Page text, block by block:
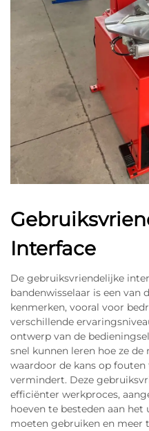
Interface
De gebruiksvriendelijke
bandenwisselaar is een van
kenmerken, vooral voor
verschillende
ontwerp van de
snel kunnen leren hoe ze
waardoor de kans op
vermindert. Deze
efficiënter werkproces,
hoeven te besteden aan het
moeten gebruiken en meer